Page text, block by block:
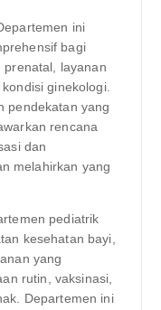
ini
bagi
prenatal, layanan
ginekologi.
pendekatan yang
rencana
dan
melahirkan yang
pediatrik
kesehatan bayi,
yang
rutin, vaksinasi,
Departemen ini